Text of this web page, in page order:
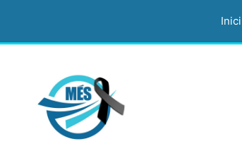
contingut
Inici